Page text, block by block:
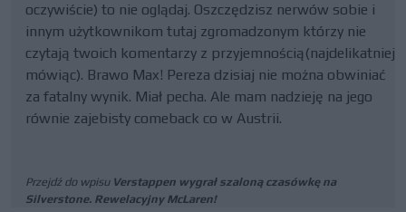
oczywiście) to nie oglądaj. Oszczędzisz nerwów sobie i
innym użytkownikom tutaj zgromadzonym którzy nie
czytają twoich komentarzy z przyjemnością(najdelikatniej
mówiąc). Brawo Max! Pereza dzisiaj nie można obwiniać
za fatalny wynik. Miał pecha. Ale mam nadzieję na jego
równie zajebisty comeback co w Austrii.
Przejdź do wpisu Verstappen wygrał szaloną czasówkę na
Silverstone. Rewelacyjny McLaren!